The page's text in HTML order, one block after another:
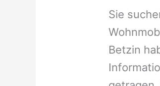
Sie
Betzin